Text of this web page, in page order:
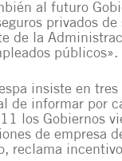
al futuro
privados
de la
públicos».
insiste en
de informar por
los Gobiernos
de empresa
reclama